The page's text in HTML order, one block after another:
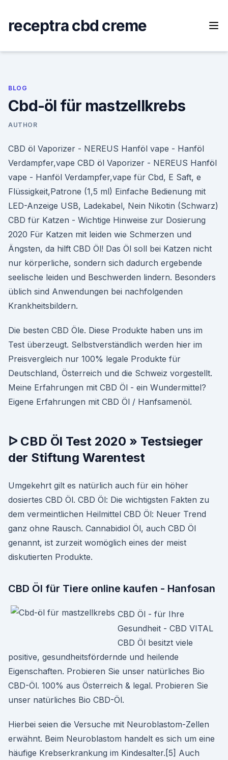
content
receptra cbd creme
BLOG
Cbd-öl für mastzellkrebs
AUTHOR
CBD öl Vaporizer - NEREUS Hanföl vape - Hanföl
Verdampfer,vape CBD öl Vaporizer - NEREUS Hanföl
vape - Hanföl Verdampfer,vape für Cbd, E Saft, e
Flüssigkeit,Patrone (1,5 ml) Einfache Bedienung mit
LED-Anzeige USB, Ladekabel, Nein Nikotin (Schwarz)
CBD für Katzen - Wichtige Hinweise zur Dosierung
2020 Für Katzen mit leiden wie Schmerzen und
Ängsten, da hilft CBD Öl! Das Öl soll bei Katzen nicht
nur körperliche, sondern sich dadurch ergebende
seelische leiden und Beschwerden lindern. Besonders
üblich sind Anwendungen bei nachfolgenden
Krankheitsbildern.
Die besten CBD Öle. Diese Produkte haben uns im
Test überzeugt. Selbstverständlich werden hier im
Preisvergleich nur 100% legale Produkte für
Deutschland, Österreich und die Schweiz vorgestellt.
Meine Erfahrungen mit CBD Öl - ein Wundermittel?
Eigene Erfahrungen mit CBD Öl / Hanfsamenöl.
ᐅ CBD Öl Test 2020 » Testsieger
der Stiftung Warentest
Umgekehrt gilt es natürlich auch für ein höher
dosiertes CBD Öl. CBD Öl: Die wichtigsten Fakten zu
dem vermeintlichen Heilmittel CBD Öl: Neuer Trend
ganz ohne Rausch. Cannabidiol Öl, auch CBD Öl
genannt, ist zurzeit womöglich eines der meist
diskutierten Produkte.
CBD Öl für Tiere online kaufen - Hanfosan
CBD Öl - für Ihre
Gesundheit - CBD VITAL
CBD Öl besitzt viele
positive, gesundheitsfördernde und heilende
Eigenschaften. Probieren Sie unser natürliches Bio
CBD-Öl. 100% aus Österreich & legal. Probieren Sie
unser natürliches Bio CBD-Öl.
Hierbei seien die Versuche mit Neuroblastom-Zellen
erwähnt. Beim Neuroblastom handelt es sich um eine
häufige Krebserkrankung im Kindesalter.[5] Auch